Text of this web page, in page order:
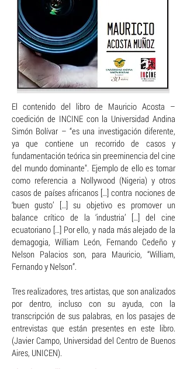
El contenido del libro de Mauricio Acosta –
coedición de INCINE con la Universidad Andina
Simón Bolívar – “es una investigación diferente,
ya que contiene un recorrido de casos y
fundamentación teórica sin preeminencia del cine
del mundo dominante". Ejemplo de ello es tomar
como referencia a Nollywood (Nigeria) y otros
casos de países africanos […] contra nociones de
‘buen gusto’ […] su objetivo es promover un
balance crítico de la ‘industria’ […] del cine
ecuatoriano […] Por ello, y nada más alejado de la
demagogia, William León, Fernando Cedeño y
Nelson Palacios son, para Mauricio, “William,
Fernando y Nelson”.
Tres realizadores, tres artistas, que son analizados
por dentro, incluso con su ayuda, con la
transcripción de sus palabras, en los pasajes de
entrevistas que están presentes en este libro.
(Javier Campo, Universidad del Centro de Buenos
Aires, UNICEN).